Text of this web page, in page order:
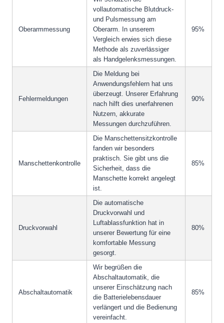
Oberarmmessung
vollautomatische Blutdruck-
und Pulsmessung am
Oberarm. In unserem
Vergleich erwies sich diese
Methode als zuverlässiger
als Handgelenksmessungen.
95%
Fehlermeldungen
Die Meldung bei
Anwendungsfehlern hat uns
überzeugt. Unserer Erfahrung
nach hilft dies unerfahrenen
Nutzern, akkurate
Messungen durchzuführen.
90%
Manschettenkontrolle
Die Manschettensitzkontrolle
fanden wir besonders
praktisch. Sie gibt uns die
Sicherheit, dass die
Manschette korrekt angelegt
ist.
85%
Druckvorwahl
Die automatische
Druckvorwahl und
Luftablassfunktion hat in
unserer Bewertung für eine
komfortable Messung
gesorgt.
80%
Abschaltautomatik
Wir begrüßen die
Abschaltautomatik, die
unserer Einschätzung nach
die Batterielebensdauer
verlängert und die Bedienung
vereinfacht.
85%